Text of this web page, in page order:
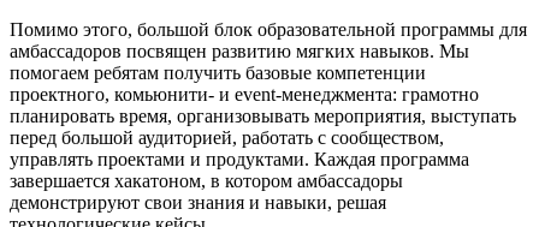
Помимо этого, большой блок образовательной программы для
амбассадоров посвящен развитию мягких навыков. Мы
помогаем ребятам получить базовые компетенции
проектного, комьюнити- и event-менеджмента: грамотно
планировать время, организовывать мероприятия, выступать
перед большой аудиторией, работать с сообществом,
управлять проектами и продуктами. Каждая программа
завершается хакатоном, в котором амбассадоры
демонстрируют свои знания и навыки, решая